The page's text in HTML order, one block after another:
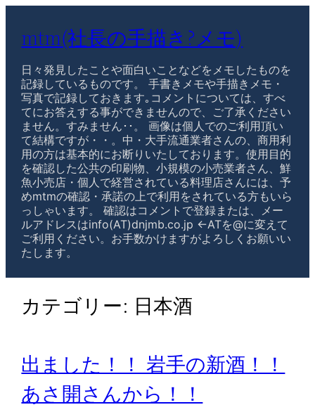
mtm(社長の手描き?メモ)
日々発見したことや面白いことなどをメモしたものを
記録しているものです。 手書きメモや手描きメモ・
写真で記録しておきます｡コメントについては、すべ
てにお答えする事ができませんので、ご了承ください
ません。すみません･･。 画像は個人でのご利用頂い
て結構ですが・・。中・大手流通業者さんの、商用利
用の方は基本的にお断りいたしております。使用目的
を確認した公共の印刷物、小規模の小売業者さん、鮮
魚小売店・個人で経営されている料理店さんには、予
めmtmの確認・承諾の上で利用をされている方もいら
っしゃいます。 確認はコメントで登録または、メー
ルアドレスはinfo(AT)dnjmb.co.jp ←ATを@に変えて
ご利用ください。お手数かけますがよろしくお願いい
たします。
カテゴリー: 日本酒
出ました！！ 岩手の新酒！！
あさ開さんから！！